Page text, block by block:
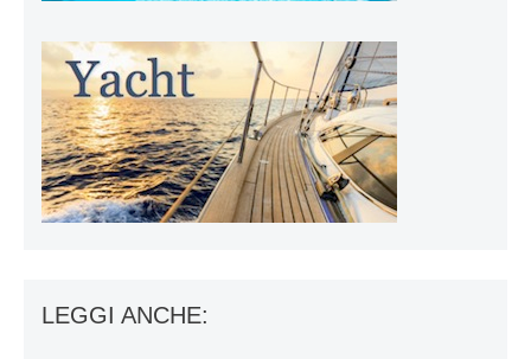
LEGGI ANCHE: